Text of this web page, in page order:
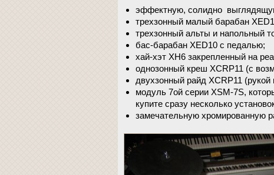
эффектную, солидно
трехзонный малый барабан
трехзонный альты и напольный
бас-барабан XED10 с педалью;
хай-хэт XH6 закрепленный на
однозонный креш XCRP11 (с
двухзонный райд XCRP11
модуль 7ой серии XSM-7S,
купите сразу несколько
замечательную хромированную